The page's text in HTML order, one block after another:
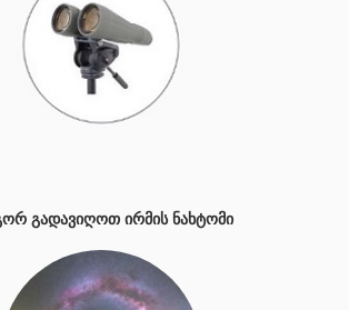
ᲒᲐᲓᲐᲕᲘᲦᲝᲗ ᲘᲠᲛᲘᲡ ᲜᲐᲮᲢᲝᲛᲘ